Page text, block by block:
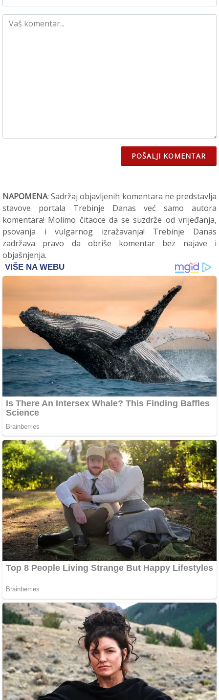
POŠALJI KOMENTAR
NAPOMENA: Sadržaj objavljenih komentara ne predstavlja
stavove portala Trebinje Danas već samo autora
komentara! Molimo čitaoce da se suzdrže od vrijeđanja,
psovanja i vulgarnog izražavanja! Trebinje Danas
zadržava pravo da obriše komentar bez najave i
objašnjenja.